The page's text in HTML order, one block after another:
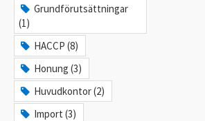
Grundförutsättningar
(1)
HACCP (8)
Honung (3)
Huvudkontor (2)
Import (3)